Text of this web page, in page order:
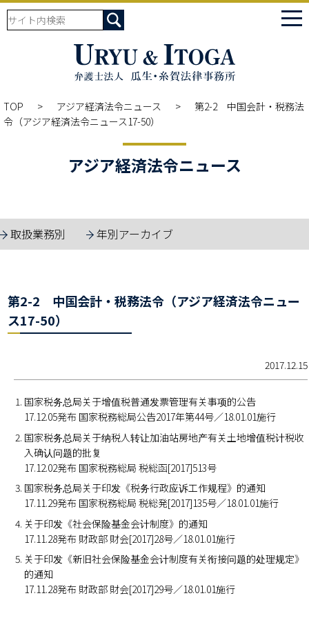
TOP アジア経済法令ニュース
第2-2 中国会計・税務法
令（アジア経済法令ニュース17-50）
アジア経済法令ニュース
取扱業務別 年別アーカイブ
第2-2 中国会計・税務法令（アジア経済法令ニュー
ス17-50）
2017.12.15
国家税务总局关于增值税普通发票管理有关事项的公告
17.12.05発布 国家税務総局公告2017年第44号／18.01.01施行
国家税务总局关于纳税人转让加油站房地产有关土地增值税计税收
入确认问题的批复
17.12.02発布 国家税務総局 税総函[2017]513号
国家税务总局关于印发《税务行政应诉工作规程》的通知
17.11.29発布 国家税務総局 税総発[2017]135号／18.01.01施行
关于印发《社会保险基金会计制度》的通知
17.11.28発布 財政部 財会[2017]28号／18.01.01施行
关于印发《新旧社会保险基金会计制度有关衔接问题的处理规定》
的通知
17.11.28発布 財政部 財会[2017]29号／18.01.01施行